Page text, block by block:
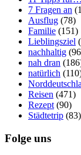
7 Fragen an
Ausflug (78)
Familie (151)
Lieblingsziel
nachhaltig
nah dran
natürlich
Reisen (471)
Rezept (90)
Städtetrip (83)
Folge uns